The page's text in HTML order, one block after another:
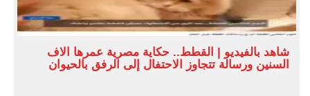
شاهد بالفيديو | القطط.. حكاية مصرية عمرها آلاف
السنين ورسالة تتجاوز الاحتفال إلى الرفق بالحيوان